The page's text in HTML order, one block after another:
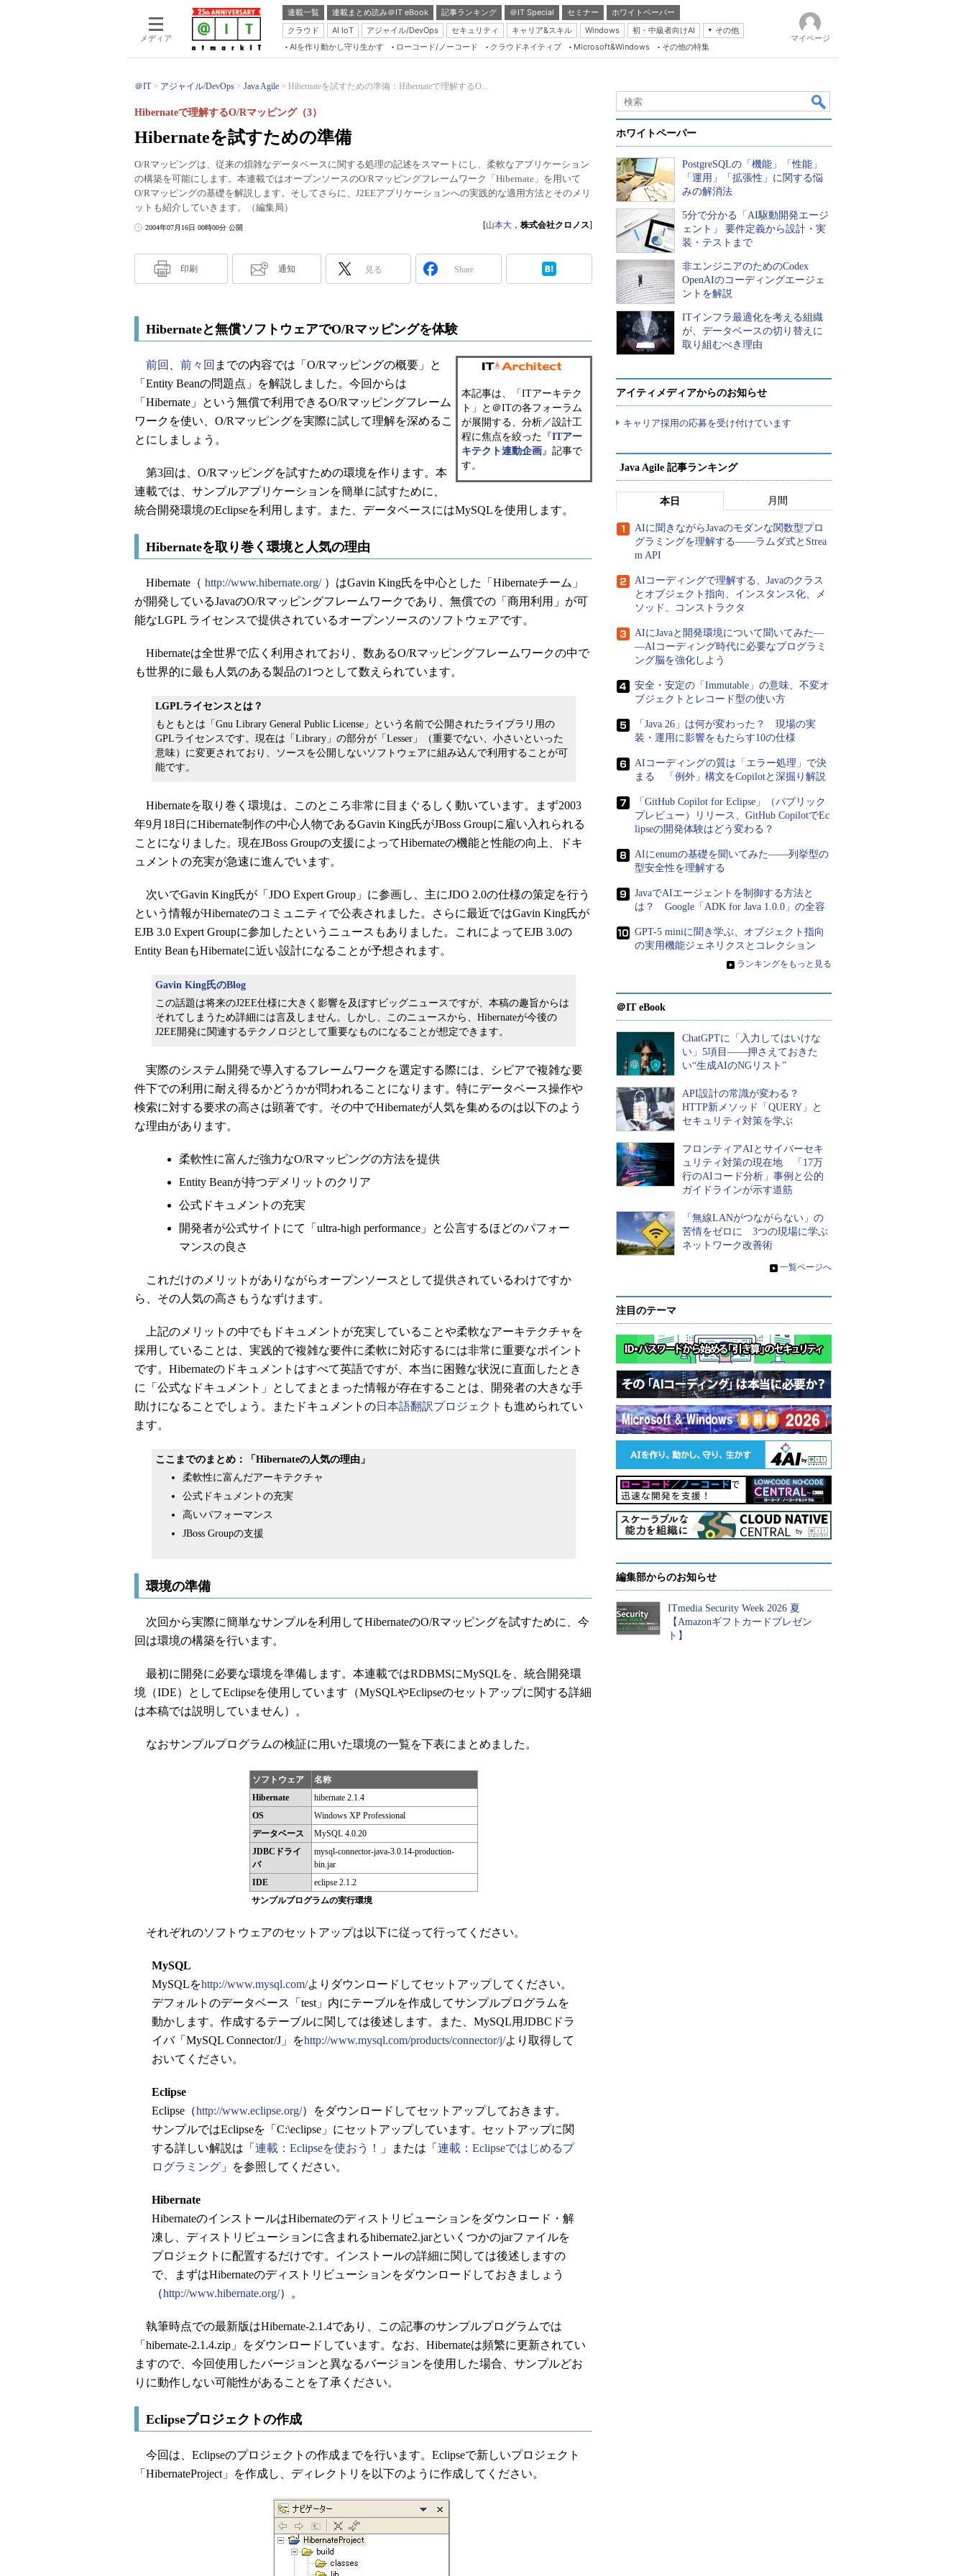
メディア
連載一覧 連載まとめ読み＠IT eBook 記事ランキング ＠IT Special セミナー
ホワイトペーパー
クラウド
AI IoT アジャイル/DevOps セキュリティ キャリア&スキル Windows 初・中級者向けAI
その他
Server & Storage
Database Expert
Linux ＆ OSS
Master of IP Network
Security & Trust
Insider.NET
AIを作り動かし守り生かす ローコード/ノーコード クラウドネイティブ Microsoft&Windows その他の特集
マイページ
＠IT アジャイル/DevOps Java Agile Hibernateを試すための準備：Hibernateで理解するO...
Hibernateを試すための準備
Hibernateで理解するO/Rマッピング（3）
O/Rマッピングは、従来の煩雑なデータベースに関する処理の記述をスマートにし、柔軟なアプリケーション
の構築を可能にします。本連載ではオープンソースのO/Rマッピングフレームワーク「Hibernate」を用いて
O/Rマッピングの基礎を解説します。そしてさらに、J2EEアプリケーションへの実践的な適用方法とそのメリ
ットも紹介していきます。（編集局）
2004年07月16日 00時00分 公開 [山本大 ， 株式会社クロノス]
印刷 通知 見る Share
Hibernateと無償ソフトウェアでO/Rマッピングを体験
本記事は、「ITアーキテク
ト」と＠ITの各フォーラム
が展開する、分析／設計工
程に焦点を絞った『ITアー
キテクト連動企画』記事で
す。
前回 前々回 までの内容では「O/Rマッピングの概要」と
「Entity Beanの問題点」を解説しました。今回からは
「Hibernate」という無償で利用できるO/Rマッピングフレーム
ワークを使い、O/Rマッピングを実際に試して理解を深めるこ
とにしましょう。
第3回は、O/Rマッピングを試すための環境を作ります。本
連載では、サンプルアプリケーションを簡単に試すために、
統合開発環境のEclipseを利用します。また、データベースにはMySQLを使用します。
Hibernateを取り巻く環境と人気の理由
Hibernate（ http://www.hibernate.org/）はGavin King氏を中心とした「Hibernateチーム」
が開発しているJavaのO/Rマッピングフレームワークであり、無償での「商用利用」が可
能なLGPL ライセンスで提供されているオープンソースのソフトウェアです。
Hibernateは全世界で広く利用されており、数あるO/Rマッピングフレームワークの中で
も世界的に最も人気のある製品の1つとして数えられています。
LGPLライセンスとは？
もともとは「Gnu Library General Public License」という名前で公開されたライブラリ用の
GPLライセンスです。現在は「Library」の部分が「Lesser」（重要でない、小さいといった
意味）に変更されており、ソースを公開しないソフトウェアに組み込んで利用することが可
能です。
Hibernateを取り巻く環境は、このところ非常に目まぐるしく動いています。まず2003
年9月18日にHibernate制作の中心人物であるGavin King氏がJBoss Groupに雇い入れられる
ことになりました。現在JBoss Groupの支援によってHibernateの機能と性能の向上、ドキ
ュメントの充実が急速に進んでいます。
次いでGavin King氏が「JDO Expert Group」に参画し、主にJDO 2.0の仕様の策定を行う
という情報がHibernateのコミュニティで公表されました。さらに最近ではGavin King氏が
EJB 3.0 Expert Groupに参加したというニュースもありました。これによってEJB 3.0の
Entity BeanもHibernateに近い設計になることが予想されます。
Gavin King氏のBlog
この話題は将来のJ2EE仕様に大きく影響を及ぼすビッグニュースですが、本稿の趣旨からは
それてしまうため詳細には言及しません。しかし、このニュースから、Hibernateが今後の
J2EE開発に関連するテクノロジとして重要なものになることが想定できます。
実際のシステム開発で導入するフレームワークを選定する際には、シビアで複雑な要
件下での利用に耐え得るかどうかが問われることになります。特にデータベース操作や
検索に対する要求の高さは顕著です。その中でHibernateが人気を集めるのは以下のよう
な理由があります。
柔軟性に富んだ強力なO/Rマッピングの方法を提供
Entity Beanが持つデメリットのクリア
公式ドキュメントの充実
開発者が公式サイトにて「ultra-high performance」と公言するほどのパフォー
マンスの良さ
これだけのメリットがありながらオープンソースとして提供されているわけですか
ら、その人気の高さもうなずけます。
上記のメリットの中でもドキュメントが充実していることや柔軟なアーキテクチャを
採用していることは、実践的で複雑な要件に柔軟に対応するには非常に重要なポイント
です。Hibernateのドキュメントはすべて英語ですが、本当に困難な状況に直面したとき
に「公式なドキュメント」としてまとまった情報が存在することは、開発者の大きな手
助けになることでしょう。またドキュメントの日本語翻訳プロジェクト も進められてい
ます。
ここまでのまとめ：「Hibernateの人気の理由」
柔軟性に富んだアーキテクチャ
公式ドキュメントの充実
高いパフォーマンス
JBoss Groupの支援
環境の準備
次回から実際に簡単なサンプルを利用してHibernateのO/Rマッピングを試すために、今
回は環境の構築を行います。
最初に開発に必要な環境を準備します。本連載ではRDBMSにMySQLを、統合開発環
境（IDE）としてEclipseを使用しています（MySQLやEclipseのセットアップに関する詳細
は本稿では説明していません）。
なおサンプルプログラムの検証に用いた環境の一覧を下表にまとめました。
ソフトウェア
名称
Hibernate
hibernate 2.1.4
OS
Windows XP Professional
データベース
MySQL 4.0.20
JDBCドライ
バ
mysql-connector-java-3.0.14-production-
bin.jar
IDE
eclipse 2.1.2
サンプルプログラムの実行環境
それぞれのソフトウェアのセットアップは以下に従って行ってください。
MySQL
MySQLをhttp://www.mysql.com/よりダウンロードしてセットアップしてください。
デフォルトのデータベース「test」内にテーブルを作成してサンプルプログラムを
動かします。作成するテーブルに関しては後述します。また、MySQL用JDBCドラ
イバ「MySQL Connector/J」をhttp://www.mysql.com/products/connector/j/より取得して
おいてください。
Eclipse
Eclipse（http://www.eclipse.org/）をダウンロードしてセットアップしておきます。
サンプルではEclipseを「C:\eclipse」にセットアップしています。セットアップに関
する詳しい解説は「 連載：Eclipseを使おう！ 」または「 連載：Eclipseではじめるプ
ログラミング」を参照してください。
Hibernate
HibernateのインストールはHibernateのディストリビューションをダウンロード・解
凍し、ディストリビューションに含まれるhibernate2.jarといくつかのjarファイルを
プロジェクトに配置するだけです。インストールの詳細に関しては後述しますの
で、まずはHibernateのディストリビューションをダウンロードしておきましょう
（http://www.hibernate.org/）。
執筆時点での最新版はHibernate-2.1.4であり、この記事のサンプルプログラムでは
「hibernate-2.1.4.zip」をダウンロードしています。なお、Hibernateは頻繁に更新されてい
ますので、今回使用したバージョンと異なるバージョンを使用した場合、サンプルどお
りに動作しない可能性があることを了承ください。
Eclipseプロジェクトの作成
今回は、Eclipseのプロジェクトの作成までを行います。Eclipseで新しいプロジェクト
「HibernateProject」を作成し、ディレクトリを以下のように作成してください。
ホワイトペーパー
PostgreSQLの「機能」「性能」
「運用」「拡張性」に関する悩
みの解消法
5分で分かる「AI駆動開発エージ
ェント」 要件定義から設計・実
装・テストまで
非エンジニアのためのCodex
OpenAIのコーディングエージェ
ントを解説
ITインフラ最適化を考える組織
が、データベースの切り替えに
取り組むべき理由
アイティメディアからのお知らせ
キャリア採用の応募を受け付けています
Java Agile 記事ランキング
本日 月間
AIに聞きながらJavaのモダンな関数型プロ
グラミングを理解する――ラムダ式とStrea
m API
AIコーディングで理解する、Javaのクラス
とオブジェクト指向、インスタンス化、メ
ソッド、コンストラクタ
AIにJavaと開発環境について聞いてみた―
―AIコーディング時代に必要なプログラミ
ング脳を強化しよう
安全・安定の「Immutable」の意味、不変オ
ブジェクトとレコード型の使い方
「Java 26」は何が変わった？ 現場の実
装・運用に影響をもたらす10の仕様
AIコーディングの質は「エラー処理」で決
まる 「例外」構文をCopilotと深掘り解説
「GitHub Copilot for Eclipse」（パブリック
プレビュー）リリース、GitHub CopilotでEc
lipseの開発体験はどう変わる？
AIにenumの基礎を聞いてみた――列挙型の
型安全性を理解する
JavaでAIエージェントを制御する方法と
は？ Google「ADK for Java 1.0.0」の全容
GPT-5 miniに聞き学ぶ、オブジェクト指向
の実用機能ジェネリクスとコレクション
» ランキングをもっと見る
＠IT eBook
ChatGPTに「入力してはいけな
い」5項目――押さえておきた
い“生成AIのNGリスト”
API設計の常識が変わる？
HTTP新メソッド「QUERY」と
セキュリティ対策を学ぶ
フロンティアAIとサイバーセキ
ュリティ対策の現在地 「17万
行のAIコード分析」事例と公的
ガイドラインが示す道筋
「無線LANがつながらない」の
苦情をゼロに 3つの現場に学ぶ
ネットワーク改善術
» 一覧ページへ
注目のテーマ
編集部からのお知らせ
ITmedia Security Week 2026 夏
【Amazonギフトカードプレゼン
ト】